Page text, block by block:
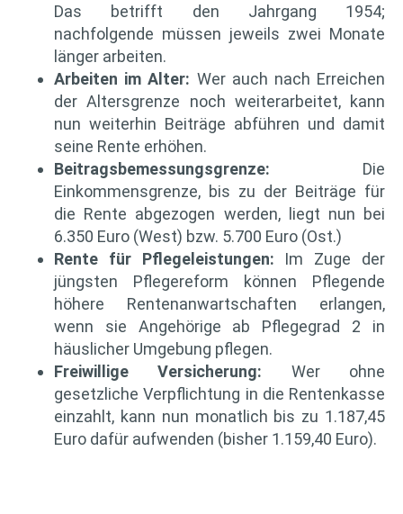
Das betrifft den Jahrgang 1954;
nachfolgende müssen jeweils zwei Monate
länger arbeiten.
Arbeiten im Alter: Wer auch nach Erreichen
der Altersgrenze noch weiterarbeitet, kann
nun weiterhin Beiträge abführen und damit
seine Rente erhöhen.
Beitragsbemessungsgrenze: Die
Einkommensgrenze, bis zu der Beiträge für
die Rente abgezogen werden, liegt nun bei
6.350 Euro (West) bzw. 5.700 Euro (Ost.)
Rente für Pflegeleistungen: Im Zuge der
jüngsten Pflegereform können Pflegende
höhere Rentenanwartschaften erlangen,
wenn sie Angehörige ab Pflegegrad 2 in
häuslicher Umgebung pflegen.
Freiwillige Versicherung: Wer ohne
gesetzliche Verpflichtung in die Rentenkasse
einzahlt, kann nun monatlich bis zu 1.187,45
Euro dafür aufwenden (bisher 1.159,40 Euro).